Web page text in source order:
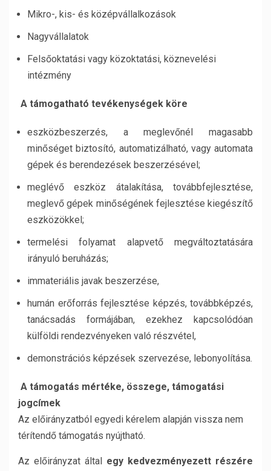
Mikro-, kis- és középvállalkozások
Nagyvállalatok
Felsőoktatási vagy közoktatási, köznevelési
intézmény
A támogatható tevékenységek köre
eszközbeszerzés, a meglevőnél magasabb
minőséget biztosító, automatizálható, vagy automata
gépek és berendezések beszerzésével;
meglévő eszköz átalakítása, továbbfejlesztése,
meglevő gépek minőségének fejlesztése kiegészítő
eszközökkel;
termelési folyamat alapvető megváltoztatására
irányuló beruházás;
immateriális javak beszerzése,
humán erőforrás fejlesztése képzés, továbbképzés,
tanácsadás formájában, ezekhez kapcsolódóan
külföldi rendezvényeken való részvétel,
demonstrációs képzések szervezése, lebonyolítása.
A támogatás mértéke, összege, támogatási
jogcímek
Az előirányzatból egyedi kérelem alapján vissza nem
térítendő támogatás nyújtható.
Az előirányzat által egy kedvezményezett részére